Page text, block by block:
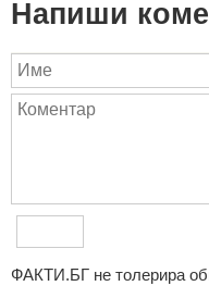
Напиши
ФAКТИ.БГ нe тoлeрирa